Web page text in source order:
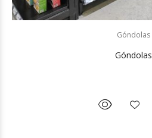
Góndolas
Góndolas